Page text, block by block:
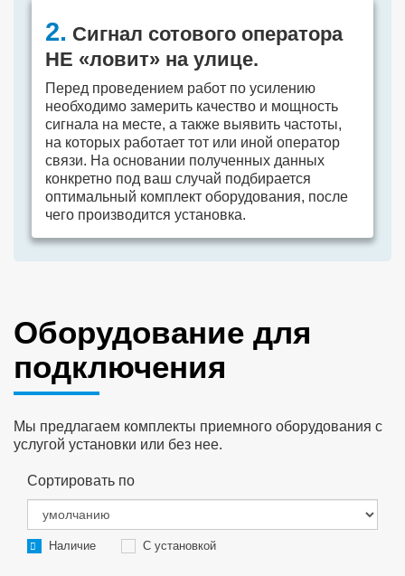
2. Сигнал сотового оператора
НЕ «ловит» на улице.
Перед проведением работ по усилению
необходимо замерить качество и мощность
сигнала на месте, а также выявить частоты,
на которых работает тот или иной оператор
связи. На основании полученных данных
конкретно под ваш случай подбирается
оптимальный комплект оборудования, после
чего производится установка.
Оборудование для
подключения
Мы предлагаем комплекты приемного оборудования с
услугой установки или без нее.
Сортировать по
Наличие С установкой